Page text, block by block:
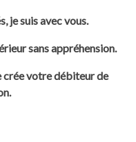
je suis avec vous.
sans appréhension.
crée votre débiteur de